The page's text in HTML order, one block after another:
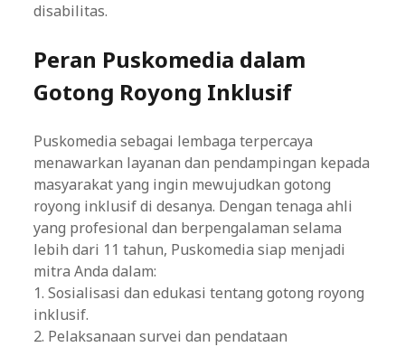
disabilitas.
Peran Puskomedia dalam
Gotong Royong Inklusif
Puskomedia sebagai lembaga terpercaya
menawarkan layanan dan pendampingan kepada
masyarakat yang ingin mewujudkan gotong
royong inklusif di desanya. Dengan tenaga ahli
yang profesional dan berpengalaman selama
lebih dari 11 tahun, Puskomedia siap menjadi
mitra Anda dalam:
1. Sosialisasi dan edukasi tentang gotong royong
inklusif.
2. Pelaksanaan survei dan pendataan